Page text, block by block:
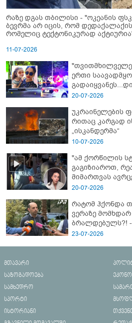
რაზე დგას თბილისი - "ოკეანის
ბევრმა არ იცის, რომ
რომელიც ტექტონიკურად
11-07-2026
ერთი
- გორში
20-07-2026
უკრაინელების
რითაც კარგად
„ისკანდერმა“
10-07-2026
"ამ ქორწილის
გაგიზიაროთ,
მიმართვას
20-07-2026
რატომ ჰქონდა
ვერაზე
ბრალდებულს?! -
23-07-2026
მთავარი
საზოგადოება
სამხედრო
სპორტი
ისტორიანი